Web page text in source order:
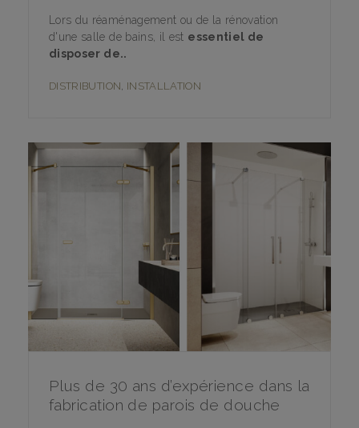
Lors du réaménagement ou de la rénovation
d'une salle de bains, il est essentiel de
disposer de..
DISTRIBUTION, INSTALLATION
Plus de 30 ans d’expérience dans la
fabrication de parois de douche